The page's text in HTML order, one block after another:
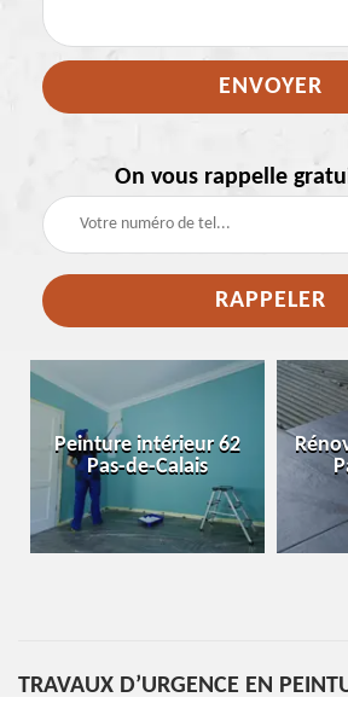
On vous rappelle
Peinture intérieur 62
Pas-de-Calais
TRAVAUX D’URGENCE EN